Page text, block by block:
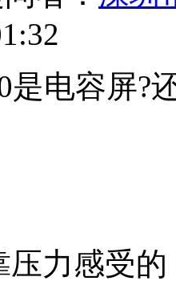
是电容屏?
压力感受